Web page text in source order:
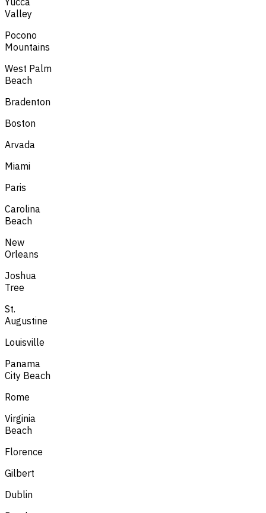
Valley
Pocono
Mountains
West Palm
Beach
Bradenton
Boston
Arvada
Miami
Paris
Carolina
Beach
New
Orleans
Joshua
Tree
St.
Augustine
Louisville
Panama
City Beach
Rome
Virginia
Beach
Florence
Gilbert
Dublin